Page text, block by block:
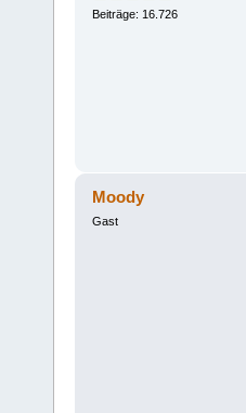
Beiträge: 16.726
Moody
Gast